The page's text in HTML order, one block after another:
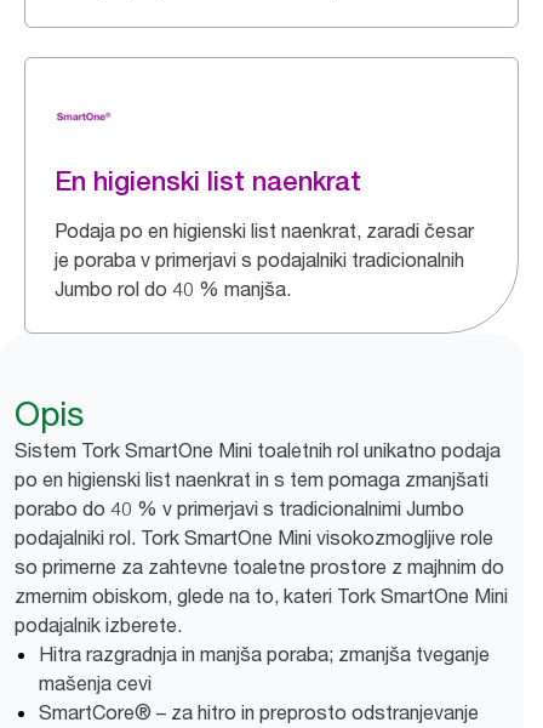
En higienski list naenkrat
Podaja po en higienski list naenkrat, zaradi česar
je poraba v primerjavi s podajalniki tradicionalnih
Jumbo rol do 40 % manjša.
Opis
Sistem Tork SmartOne Mini toaletnih rol unikatno podaja
po en higienski list naenkrat in s tem pomaga zmanjšati
porabo do 40 % v primerjavi s tradicionalnimi Jumbo
podajalniki rol. Tork SmartOne Mini visokozmogljive role
so primerne za zahtevne toaletne prostore z majhnim do
zmernim obiskom, glede na to, kateri Tork SmartOne Mini
podajalnik izberete.
Hitra razgradnja in manjša poraba; zmanjša tveganje
mašenja cevi
SmartCore® – za hitro in preprosto odstranjevanje